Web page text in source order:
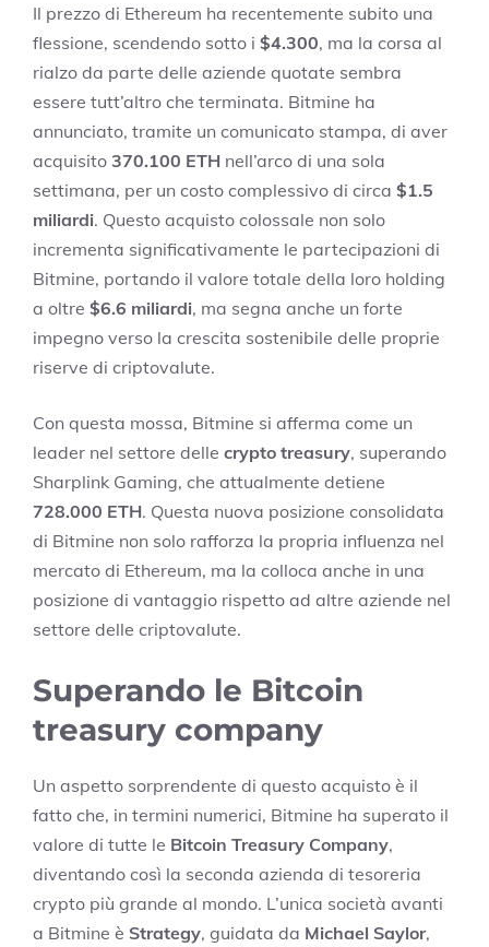
Il prezzo di Ethereum ha recentemente subito una
flessione, scendendo sotto i $4.300, ma la corsa al
rialzo da parte delle aziende quotate sembra
essere tutt’altro che terminata. Bitmine ha
annunciato, tramite un comunicato stampa, di aver
acquisito 370.100 ETH nell’arco di una sola
settimana, per un costo complessivo di circa $1.5
miliardi. Questo acquisto colossale non solo
incrementa significativamente le partecipazioni di
Bitmine, portando il valore totale della loro holding
a oltre $6.6 miliardi, ma segna anche un forte
impegno verso la crescita sostenibile delle proprie
riserve di criptovalute.
Con questa mossa, Bitmine si afferma come un
leader nel settore delle crypto treasury, superando
Sharplink Gaming, che attualmente detiene
728.000 ETH. Questa nuova posizione consolidata
di Bitmine non solo rafforza la propria influenza nel
mercato di Ethereum, ma la colloca anche in una
posizione di vantaggio rispetto ad altre aziende nel
settore delle criptovalute.
Superando le Bitcoin
treasury company
Un aspetto sorprendente di questo acquisto è il
fatto che, in termini numerici, Bitmine ha superato il
valore di tutte le Bitcoin Treasury Company,
diventando così la seconda azienda di tesoreria
crypto più grande al mondo. L’unica società avanti
a Bitmine è Strategy, guidata da Michael Saylor,